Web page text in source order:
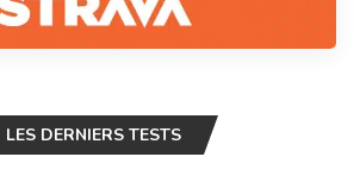
LES DERNIERS TESTS